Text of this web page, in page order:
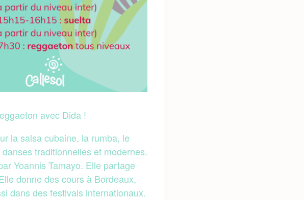
avec Dida !
la salsa cubaine, la rumba, le
traditionnelles et modernes.
Yoannis Tamayo. Elle partage
donne des cours à Bordeaux,
dans des festivals internationaux.